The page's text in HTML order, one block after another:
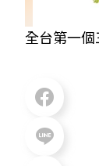
全台第一